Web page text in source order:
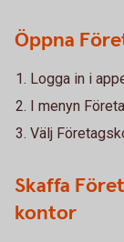
Öppna
Logga in i
I menyn
Välj
Skaffa
kontor